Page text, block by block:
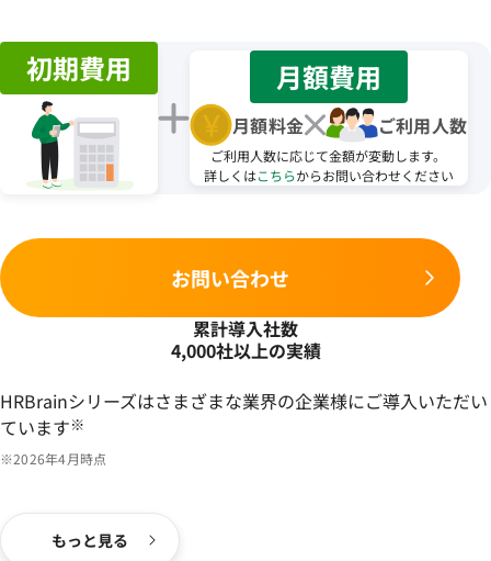
初期費用 月額費用
月額料金 ご利用人数
ご利用人数に応じて金額が変動します。
詳しくはこちらからお問い合わせください
お問い合わせ
累計導入社数
4,000社以上の実績
HRBrainシリーズはさまざまな業界の企業様にご導入いただい
ています※
※2026年4月時点
もっと見る